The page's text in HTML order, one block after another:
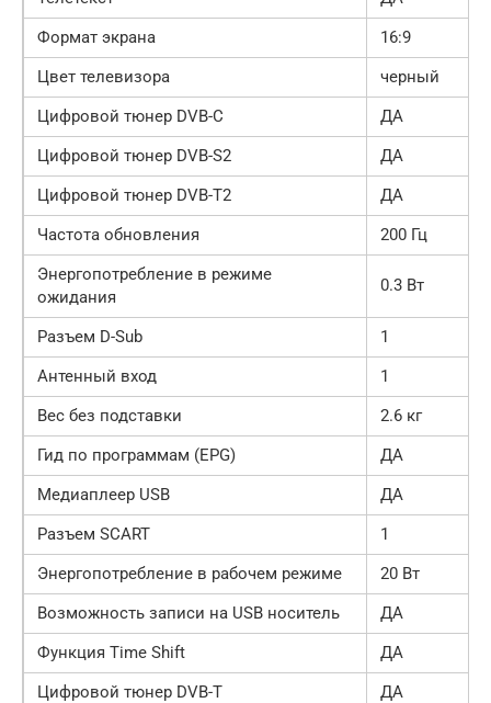
Формат экрана
16:9
Цвет телевизора
черный
Цифровой тюнер DVB-C
ДА
Цифровой тюнер DVB-S2
ДА
Цифровой тюнер DVB-T2
ДА
Частота обновления
200 Гц
Энергопотребление в режиме
ожидания
0.3 Вт
Разъем D-Sub
1
Антенный вход
1
Вес без подставки
2.6 кг
Гид по программам (EPG)
ДА
Медиаплеер USB
ДА
Разъем SCART
1
Энергопотребление в рабочем режиме
20 Вт
Возможность записи на USB носитель
ДА
Функция Time Shift
ДА
Цифровой тюнер DVB-T
ДА